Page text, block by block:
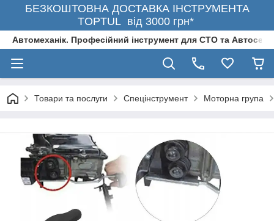
БЕЗКОШТОВНА ДОСТАВКА ІНСТРУМЕНТА
TOPTUL від 3000 грн*
Автомеханік. Професійний інструмент для СТО та
Товари та послуги Спецінструмент Моторна група